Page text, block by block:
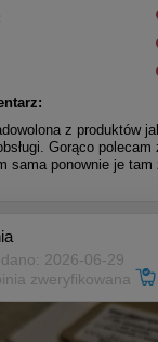
z produktów
Gorąco
sama ponownie je tam
2026-06-29
zweryfikowana